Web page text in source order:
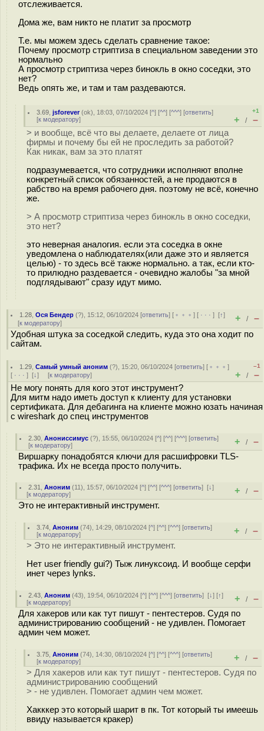
отслеживается.
Дома же, вам никто не платит за просмотр
Т.е. мы можем здесь сделать сравнение такое:
Почему просмотр стриптиза в специальном заведении это
нормально
А просмотр стриптиза через бинокль в окно соседки, это
нет?
Ведь опять же, и там и там раздеваются.
3.69 ,jsforever(ok), 18:03, 07/10/2024 [^] [^^] [^^^] [ответить]
[к модератору]
+1
+ / –
> и вообще, всё что вы делаете, делаете от лица
фирмы и почему бы ей не проследить за работой?
Как никак, вам за это платят
подразумевается, что сотрудники исполняют вполне
конкретный список обязанностей, а не продаются в
рабство на время рабочего дня. поэтому не всё, конечно
же.
> А просмотр стриптиза через бинокль в окно соседки,
это нет?
это неверная аналогия. если эта соседка в окне
уведомлена о наблюдателях(или даже это и является
целью) - то здесь всё также нормально. а так, если кто-
то прилюдно раздевается - очевидно жалобы "за мной
подглядывают" сразу идут мимо.
1.28 ,Ося Бендер (?), 15:12, 06/10/2024 [ответить] [ ﹢﹢﹢] [ · · ·][↑]
[к модератору] + / –
Удобная штука за соседкой следить, куда это она ходит по
сайтам.
1.29 ,Самый умный аноним (?), 15:20, 06/10/2024 [ответить] [ ﹢﹢﹢]
[ · · · ] [↓] [к модератору]
–1
+ / –
Не могу понять для кого этот инструмент?
Для митм надо иметь доступ к клиенту для установки
сертификата. Для дебагинга на клиенте можно юзать начиная
с wireshark до спец инструментов
2.30 ,Анониссимус (?), 15:55, 06/10/2024 [^] [^^] [^^^] [ответить]
[к модератору] + / –
Виршарку понадобятся ключи для расшифровки TLS-
трафика. Их не всегда просто получить.
2.31 ,Аноним (11), 15:57, 06/10/2024 [^] [^^] [^^^] [ответить][↓]
[к модератору] + / –
Это не интерактивный инструмент.
3.74 ,Аноним (74), 14:29, 08/10/2024 [^] [^^] [^^^] [ответить]
[к модератору] + / –
> Это не интерактивный инструмент.
Нет user friendly gui?) Тыж линуксоид. И вообще cерфи
инет через lynks.
2.43 ,Аноним (43), 19:54, 06/10/2024 [^] [^^] [^^^] [ответить][↓] [↑]
[к модератору] + / –
Для хакеров или как тут пишут - пентестеров. Судя по
администрированию сообщений - не удивлен. Помогает
админ чем может.
3.75 ,Аноним (74), 14:30, 08/10/2024 [^] [^^] [^^^] [ответить]
[к модератору] + / –
> Для хакеров или как тут пишут - пентестеров. Судя по
администрированию сообщений
> - не удивлен. Помогает админ чем может.
Хакккер это который шарит в пк. Тот который ты имеешь
ввиду называется кракер)